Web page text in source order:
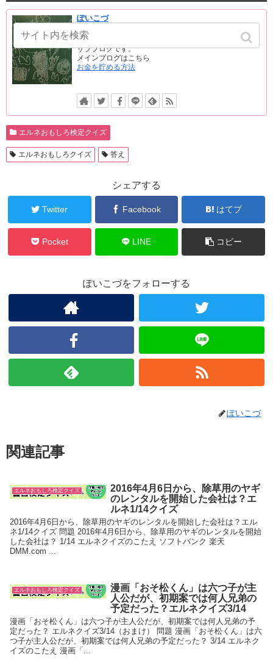
ぽいこづ
このブログでは、簡単なお得情報を速報でどんどん挙げ
ています。
サブブログです。
メインブログはこちら
お金を貯める方法
エルネおもしろ検定クイズ
エルネおもしろクイズ 答え
シェアする
Twitter Facebook はてブ
Pocket LINE コピー
ぽいこづをフォローする
ぽいこづ
関連記事
エルネおもしろ検定クイズ
2016年4月6日から、除草用のヤギ
のレンタルを開始した会社は？エ
ルネ1/14クイズ
2016年4月6日から、除草用のヤギのレンタルを開始した会社は？エル
ネ1/14クイズ 問題 2016年4月6日から、除草用のヤギのレンタルを開始
した会社は？ 1/14 エルネクイズのこたえ ソフトバンク 楽天
DMM.com ...
エルネおもしろ検定クイズ
漫画「おそ松くん」は六つ子が主
人公だが、初期案では何人兄弟の
予定だった？エルネクイズ3/14
漫画「おそ松くん」は六つ子が主人公だが、初期案では何人兄弟の予
定だった？ エルネクイズ3/14（おまけ） 問題 漫画「おそ松くん」は六
つ子が主人公だが、初期案では何人兄弟の予定だった？ 3/14 エルネク
イズのこたえ 漫画「...